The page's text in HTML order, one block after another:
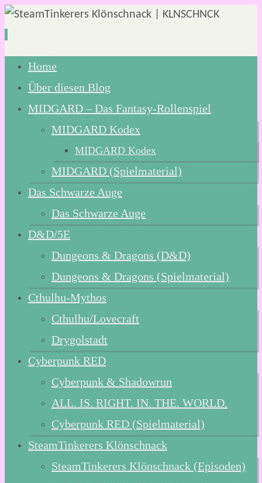
Zum
Inhalt
springen
Home
Über diesen Blog
MIDGARD – Das Fantasy-Rollenspiel
MIDGARD Kodex
MIDGARD Kodex
MIDGARD (Spielmaterial)
Das Schwarze Auge
Das Schwarze Auge
D&D/5E
Dungeons & Dragons (D&D)
Dungeons & Dragons (Spielmaterial)
Cthulhu-Mythos
Cthulhu/Lovecraft
Drygolstadt
Cyberpunk RED
Cyberpunk & Shadowrun
ALL. IS. RIGHT. IN. THE. WORLD.
Cyberpunk RED (Spielmaterial)
SteamTinkerers Klönschnack
SteamTinkerers Klönschnack (Episoden)